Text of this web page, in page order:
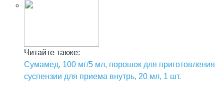
Читайте также:
Сумамед, 100 мг/5 мл, порошок для приготовления
суспензии для приема внутрь, 20 мл, 1 шт.